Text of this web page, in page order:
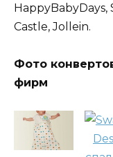
HappyBabyDays,
Castle, Jollein.
Фото
фирм